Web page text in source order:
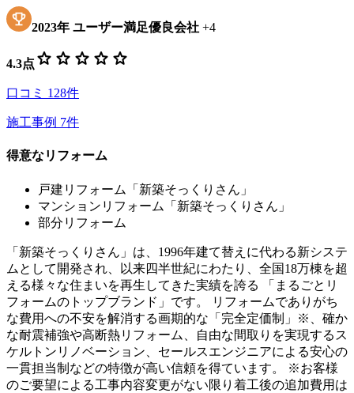
2023年 ユーザー満足優良会社 +4
4.3点 star star star star star
口コミ 128件
施工事例 7件
得意なリフォーム
戸建リフォーム「新築そっくりさん」
マンションリフォーム「新築そっくりさん」
部分リフォーム
「新築そっくりさん」は、1996年建て替えに代わる新システ
ムとして開発され、以来四半世紀にわたり、全国18万棟を超
える様々な住まいを再生してきた実績を誇る 「まるごとリ
フォームのトップブランド」です。 リフォームでありがち
な費用への不安を解消する画期的な「完全定価制」※、確か
な耐震補強や高断熱リフォーム、自由な間取りを実現するス
ケルトンリノベーション、セールスエンジニアによる安心の
一貫担当制などの特徴が高い信頼を得ています。 ※お客様
のご要望による工事内容変更がない限り着工後の追加費用は